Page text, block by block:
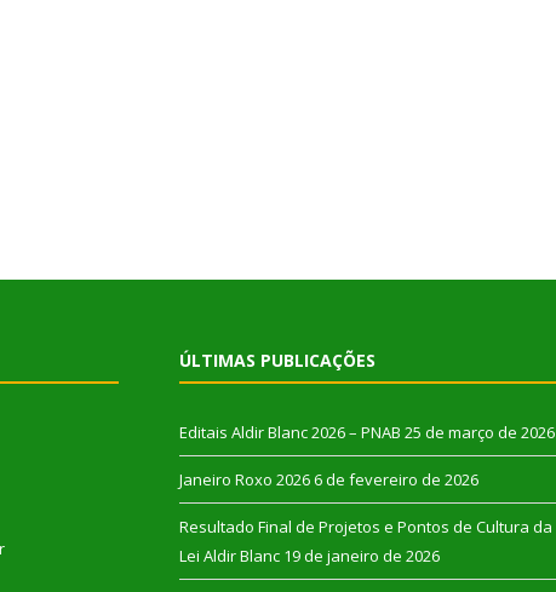
ÚLTIMAS PUBLICAÇÕES
Editais Aldir Blanc 2026 – PNAB 25 de março de 2026
Janeiro Roxo 2026 6 de fevereiro de 2026
Resultado Final de Projetos e Pontos de Cultura da
Lei Aldir Blanc 19 de janeiro de 2026